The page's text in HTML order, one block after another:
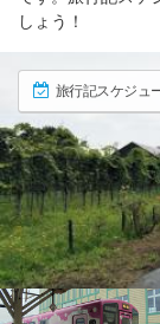
しょう！
旅行記スケジュ